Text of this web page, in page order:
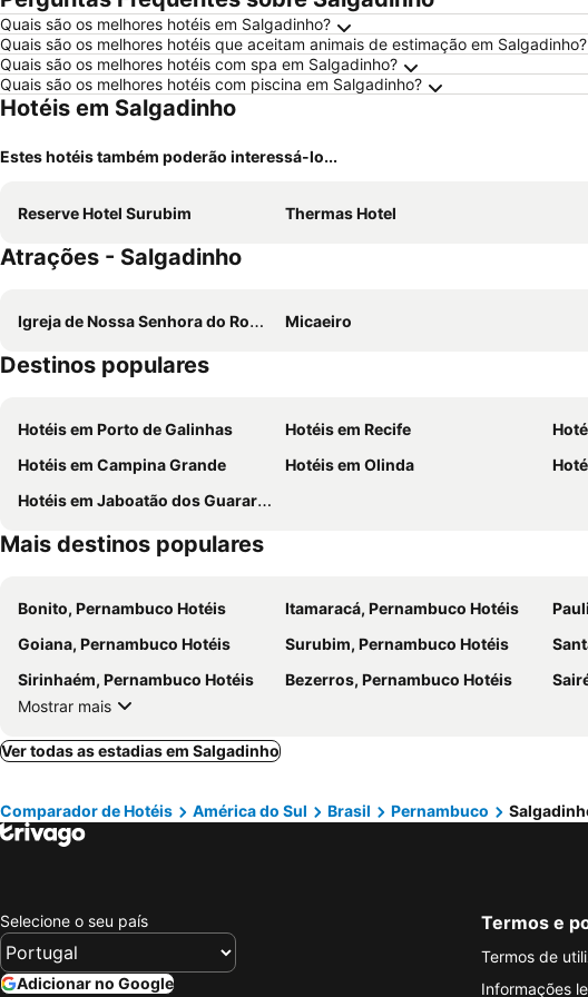
Quais são os melhores hotéis em Salgadinho?
Quais são os melhores hotéis que aceitam animais de estimação em Salgadinho?
Quais são os melhores hotéis com spa em Salgadinho?
Quais são os melhores hotéis com piscina em Salgadinho?
Hotéis em Salgadinho
Estes hotéis também poderão interessá-lo...
Reserve Hotel Surubim Thermas Hotel
Atrações - Salgadinho
Igreja de Nossa Senhora do Rosário dos Homens Pretos Micaeiro
Destinos populares
Hotéis em Porto de Galinhas Hotéis em Recife
Hotéis em Campina Grande
Hotéis em Olinda
Hotéis em Jaboatão dos Guararapes
Mais destinos populares
Bonito, Pernambuco Hotéis Itamaracá, Pernambuco Hotéis
Goiana, Pernambuco Hotéis
Surubim, Pernambuco Hotéis Santa
Sirinhaém, Pernambuco Hotéis
Bezerros, Pernambuco Hotéis
Mostrar mais
Ver todas as estadias em Salgadinho
Comparador de Hotéis América do Sul Brasil Pernambuco
Selecione o seu país
Adicionar no Google
Termos e
Termos de
Informações